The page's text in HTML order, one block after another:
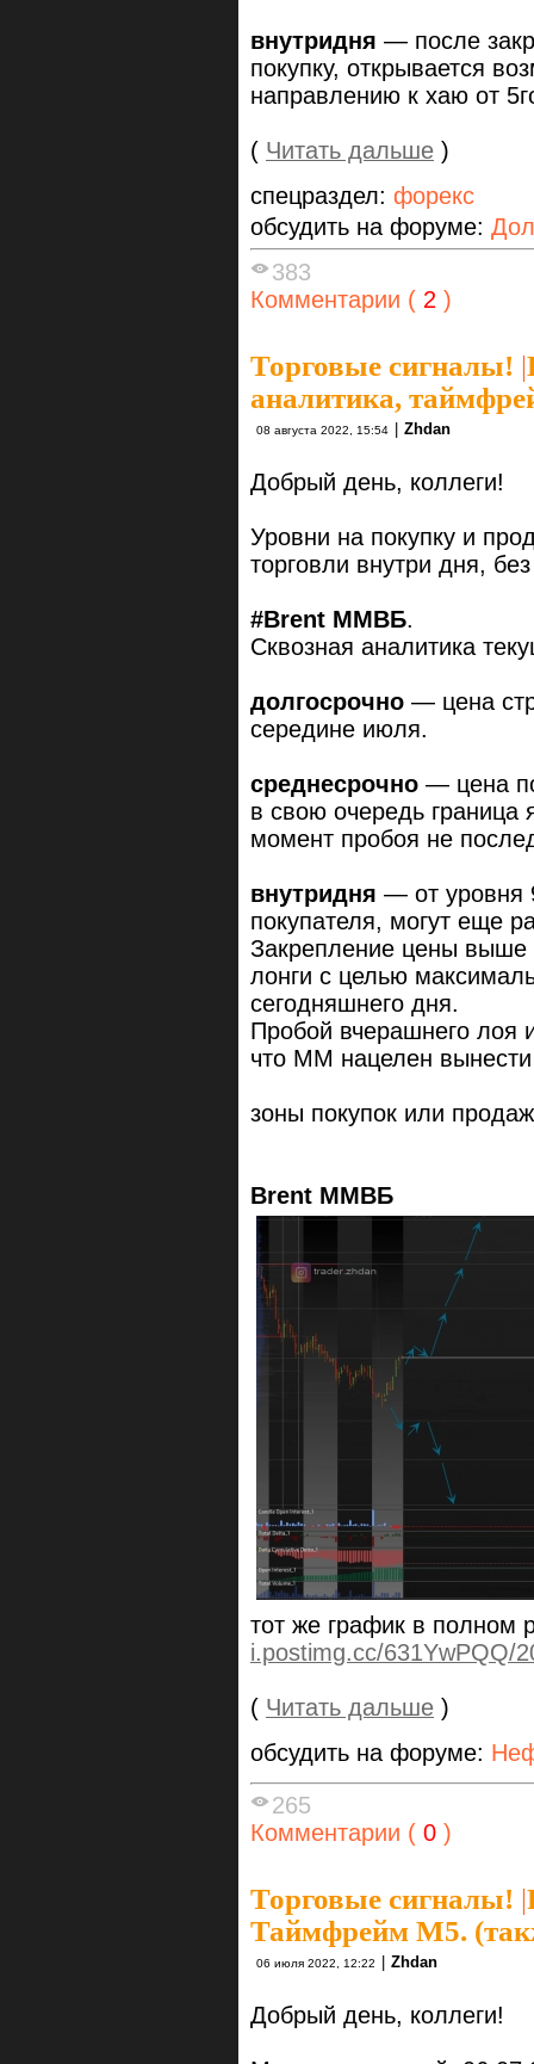
внутридня — после
покупку, открывается
направлению к хаю от
( Читать дальше )
спецраздел: форекс
обсудить на форуме:
383
Комментарии ( 2 )
Торговые сигналы! |
аналитика,
08 августа 2022, 15:54 Zhdan
Добрый день, коллеги!
Уровни на покупку и
торговли внутри дня,
#Brent ММВБ.
Сквозная аналитика
долгосрочно — цена
середине июля.
среднесрочно — цена
в свою очередь граница
момент пробоя не
внутридня — от уровня
покупателя, могут еще
Закрепление цены выше
лонги с целью
сегодняшнего дня.
Пробой вчерашнего лоя
что ММ нацелен
зоны покупок или
Brent ММВБ
тот же график в полном
i.postimg.cc/631YwPQQ/
( Читать дальше )
обсудить на форуме:
265
Комментарии ( 0 )
Торговые сигналы! |
Таймфрейм М5.
06 июля 2022, 12:22 Zhdan
Добрый день, коллеги!